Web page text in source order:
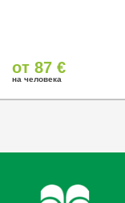
от 87 €
на человека